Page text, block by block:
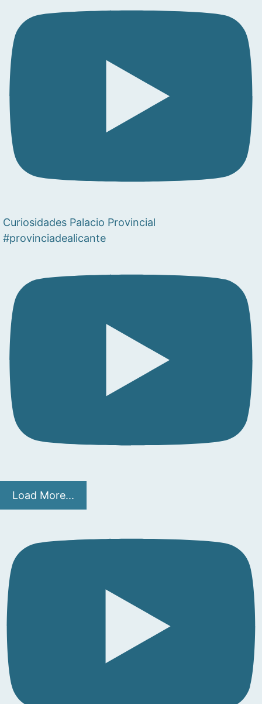
Curiosidades Palacio Provincial
#provinciadealicante
Load More...